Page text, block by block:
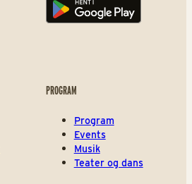
Play store
PROGRAM
Program
Events
Musik
Teater og dans